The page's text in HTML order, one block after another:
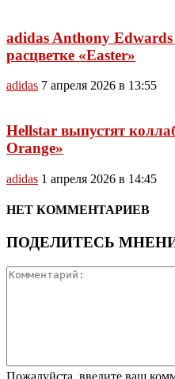
adidas Anthony
расцветке «Easter»
adidas 7 апреля 2026 в 13:55
Hellstar выпустят
Orange»
adidas 1 апреля 2026 в 14:45
НЕТ КОММЕНТАРИЕВ
ПОДЕЛИТЕСЬ
Пожалуйста, введите ваш